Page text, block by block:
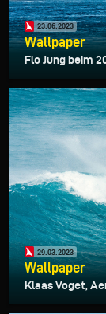
23.06.2023
Wallpaper
Flo Jung beim
29.03.2023
Wallpaper
Klaas Voget,